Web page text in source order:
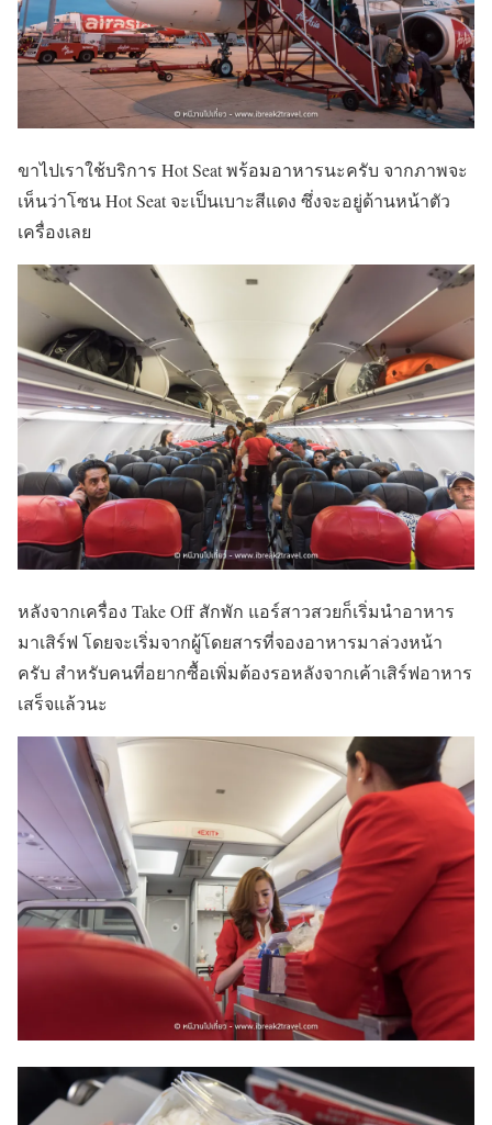
ขาไปเราใช้บริการ Hot Seat พร้อมอาหารนะครับ จากภาพจะ
เห็นว่าโซน Hot Seat จะเป็นเบาะสีแดง ซึ่งจะอยู่ด้านหน้าตัว
เครื่องเลย
หลังจากเครื่อง Take Off สักพัก แอร์สาวสวยก็เริ่มนำอาหาร
มาเสิร์ฟ โดยจะเริ่มจากผู้โดยสารที่จองอาหารมาล่วงหน้า
ครับ สำหรับคนที่อยากซื้อเพิ่มต้องรอหลังจากเค้าเสิร์ฟอาหาร
เสร็จแล้วนะ